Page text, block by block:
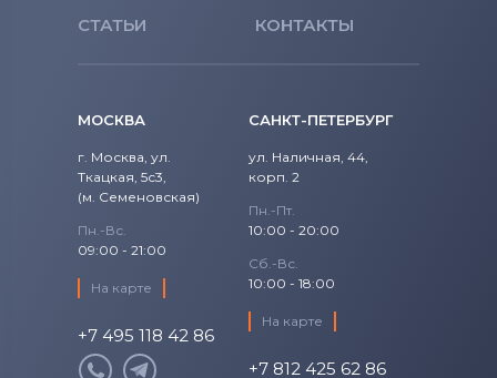
СТАТЬИ
КОНТАКТЫ
МОСКВА
г. Москва, ул.
Ткацкая, 5с3,
(м. Семеновская)
Пн.-Вс.
09:00 - 21:00
На карте
+7 495 118 42 86
САНКТ-ПЕТЕРБУРГ
ул. Наличная, 44,
корп. 2
Пн.-Пт.
10:00 - 20:00
Сб.-Вс.
10:00 - 18:00
На карте
+7 812 425 62 86